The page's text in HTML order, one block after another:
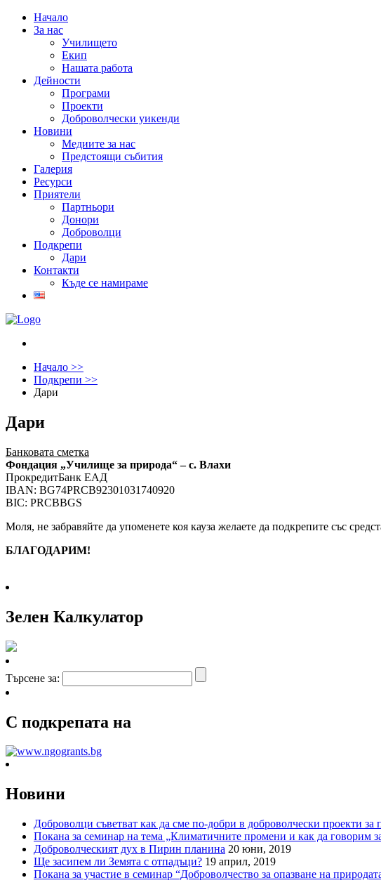
Начало
За нас
Училището
Екип
Нашата работа
Дейности
Програми
Проекти
Доброволчески уикенди
Новини
Медиите за нас
Предстоящи събития
Галерия
Ресурси
Приятели
Партньори
Донори
Доброволци
Подкрепи
Дари
Контакти
Къде се намираме
Начало >>
Подкрепи >>
Дари
Дари
Банковата сметка
Фондация „Училище за природа“ – с. Влахи
ПрокредитБанк ЕАД
IBAN: BG74PRCB92301031 740920
BIC: PRCBBGS
Моля, не забравяйте да упоменете коя кауза желаете да подкрепите със
БЛАГОДАРИМ!
Зелен Калкулатор
Търсене за:
С подкрепата на
Новини
Доброволци съветват как да сме по-добри в доброволчески проекти за
Покана за семинар на тема „Климатичните промени и как да говорим
Доброволческият дух в Пирин планина 20 юни, 2019
Ще засипем ли Земята с отпадъци? 19 април, 2019
Покана за участие в семинар “Доброволчество за опазване на